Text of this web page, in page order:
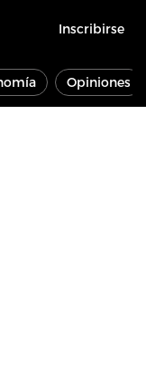
Inscribirse
Opiniones